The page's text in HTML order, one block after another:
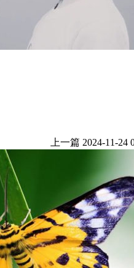
上一篇 2024-11-24